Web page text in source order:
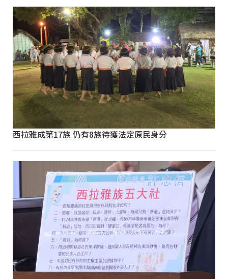
西拉雅成第17族 仍有8族待獲法定原民身分